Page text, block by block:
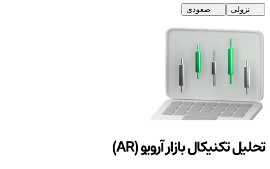
نزولی صعودی
تحلیل تکنیکال بازار آرویو (AR)